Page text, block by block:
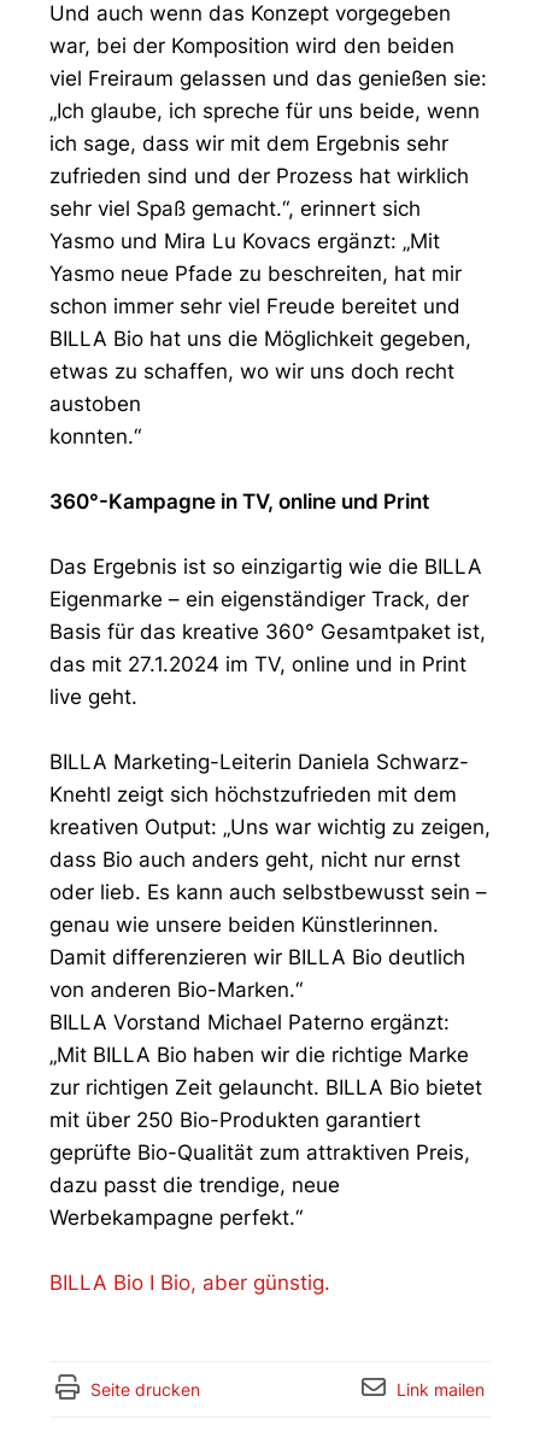
Und auch wenn das Konzept vorgegeben
war, bei der Komposition wird den beiden
viel Freiraum gelassen und das genießen sie:
„Ich glaube, ich spreche für uns beide, wenn
ich sage, dass wir mit dem Ergebnis sehr
zufrieden sind und der Prozess hat wirklich
sehr viel Spaß gemacht.“, erinnert sich
Yasmo und Mira Lu Kovacs ergänzt: „Mit
Yasmo neue Pfade zu beschreiten, hat mir
schon immer sehr viel Freude bereitet und
BILLA Bio hat uns die Möglichkeit gegeben,
etwas zu schaffen, wo wir uns doch recht
austoben
konnten.“
360°-Kampagne in TV, online und Print
Das Ergebnis ist so einzigartig wie die BILLA
Eigenmarke – ein eigenständiger Track, der
Basis für das kreative 360° Gesamtpaket ist,
das mit 27.1.2024 im TV, online und in Print
live geht.
BILLA Marketing-Leiterin Daniela Schwarz-
Knehtl zeigt sich höchstzufrieden mit dem
kreativen Output: „Uns war wichtig zu zeigen,
dass Bio auch anders geht, nicht nur ernst
oder lieb. Es kann auch selbstbewusst sein –
genau wie unsere beiden Künstlerinnen.
Damit differenzieren wir BILLA Bio deutlich
von anderen Bio-Marken.“
BILLA Vorstand Michael Paterno ergänzt:
„Mit BILLA Bio haben wir die richtige Marke
zur richtigen Zeit gelauncht. BILLA Bio bietet
mit über 250 Bio-Produkten garantiert
geprüfte Bio-Qualität zum attraktiven Preis,
dazu passt die trendige, neue
Werbekampagne perfekt.“
BILLA Bio I Bio, aber günstig.
Seite drucken Link mailen